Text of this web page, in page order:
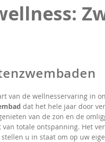
van de wellnesservaring in
dat het hele jaar door
van de zon en de
totale ontspanning. Het
u in staat om op uw